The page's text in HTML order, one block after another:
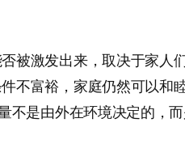
被激发出来，取决于家人
不富裕，家庭仍然可以和
不是由外在环境决定的，